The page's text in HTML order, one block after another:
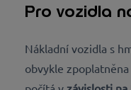
Pro vozidla
Nákladní vozidla s
obvykle